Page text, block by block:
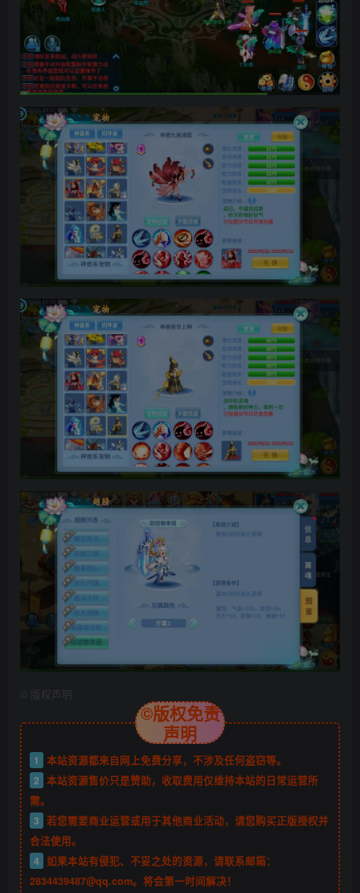
版权声明
©版权免责
声明
1
本站资源都来自网上免费分享，不涉及任何盗窃等。
2 本站资源售价只是赞助，收取费用仅维持本站的日常运营所
需。
3 若您需要商业运营或用于其他商业活动，请您购买正版授权并
合法使用。
4 如果本站有侵犯、不妥之处的资源，请联系邮箱：
2834439487@qq.com。将会第一时间解决！